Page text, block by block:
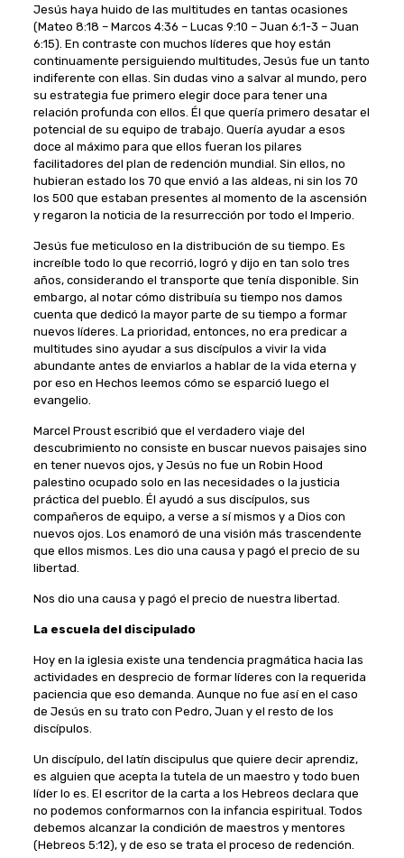
Jesús haya huido de las multitudes en tantas ocasiones
(Mateo 8:18 – Marcos 4:36 – Lucas 9:10 – Juan 6:1-3 – Juan
6:15). En contraste con muchos líderes que hoy están
continuamente persiguiendo multitudes, Jesús fue un tanto
indiferente con ellas. Sin dudas vino a salvar al mundo, pero
su estrategia fue primero elegir doce para tener una
relación profunda con ellos. Él que quería primero desatar el
potencial de su equipo de trabajo. Quería ayudar a esos
doce al máximo para que ellos fueran los pilares
facilitadores del plan de redención mundial. Sin ellos, no
hubieran estado los 70 que envió a las aldeas, ni sin los 70
los 500 que estaban presentes al momento de la ascensión
y regaron la noticia de la resurrección por todo el Imperio.
Jesús fue meticuloso en la distribución de su tiempo. Es
increíble todo lo que recorrió, logró y dijo en tan solo tres
años, considerando el transporte que tenía disponible. Sin
embargo, al notar cómo distribuía su tiempo nos damos
cuenta que dedicó la mayor parte de su tiempo a formar
nuevos líderes. La prioridad, entonces, no era predicar a
multitudes sino ayudar a sus discípulos a vivir la vida
abundante antes de enviarlos a hablar de la vida eterna y
por eso en Hechos leemos cómo se esparció luego el
evangelio.
Marcel Proust escribió que el verdadero viaje del
descubrimiento no consiste en buscar nuevos paisajes sino
en tener nuevos ojos, y Jesús no fue un Robin Hood
palestino ocupado solo en las necesidades o la justicia
práctica del pueblo. Él ayudó a sus discípulos, sus
compañeros de equipo, a verse a sí mismos y a Dios con
nuevos ojos. Los enamoró de una visión más trascendente
que ellos mismos. Les dio una causa y pagó el precio de su
libertad.
Nos dio una causa y pagó el precio de nuestra libertad.
La escuela del discipulado
Hoy en la iglesia existe una tendencia pragmática hacia las
actividades en desprecio de formar líderes con la requerida
paciencia que eso demanda. Aunque no fue así en el caso
de Jesús en su trato con Pedro, Juan y el resto de los
discípulos.
Un discípulo, del latín discipulus que quiere decir aprendiz,
es alguien que acepta la tutela de un maestro y todo buen
líder lo es. El escritor de la carta a los Hebreos declara que
no podemos conformarnos con la infancia espiritual. Todos
debemos alcanzar la condición de maestros y mentores
(Hebreos 5:12), y de eso se trata el proceso de redención.